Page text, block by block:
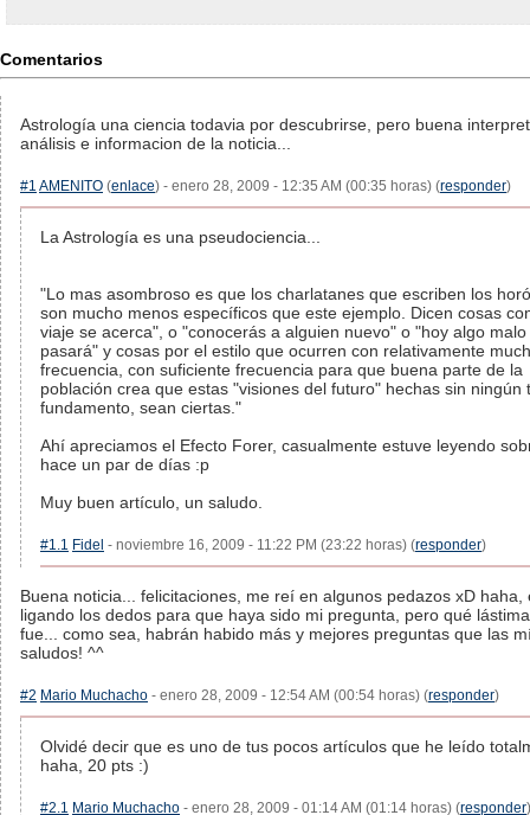
Comentarios
Astrología una ciencia todavia por descubrirse, pero buena
análisis e informacion de la noticia...
#1 AMENITO (enlace) - enero 28, 2009 - 12:35 AM (00:35 horas) (responder)
La Astrología es una pseudociencia...
"Lo mas asombroso es que los charlatanes que escriben los
son mucho menos específicos que este ejemplo. Dicen cosas
viaje se acerca", o "conocerás a alguien nuevo" o "hoy algo malo
pasará" y cosas por el estilo que ocurren con relativamente
frecuencia, con suficiente frecuencia para que buena parte de la
población crea que estas "visiones del futuro" hechas sin ningún
fundamento, sean ciertas."
Ahí apreciamos el Efecto Forer, casualmente estuve leyendo
hace un par de días :p
Muy buen artículo, un saludo.
#1.1 Fidel - noviembre 16, 2009 - 11:22 PM (23:22 horas) (responder)
Buena noticia... felicitaciones, me reí en algunos pedazos xD haha,
ligando los dedos para que haya sido mi pregunta, pero qué
fue... como sea, habrán habido más y mejores preguntas que las
saludos! ^^
#2 Mario Muchacho - enero 28, 2009 - 12:54 AM (00:54 horas) (responder)
Olvidé decir que es uno de tus pocos artículos que he leído
haha, 20 pts :)
#2.1 Mario Muchacho - enero 28, 2009 - 01:14 AM (01:14 horas) (responder)